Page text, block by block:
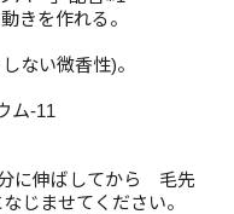
きを作れる。
ない微香性)。
ム-11
に伸ばしてから 毛先
じませてください。